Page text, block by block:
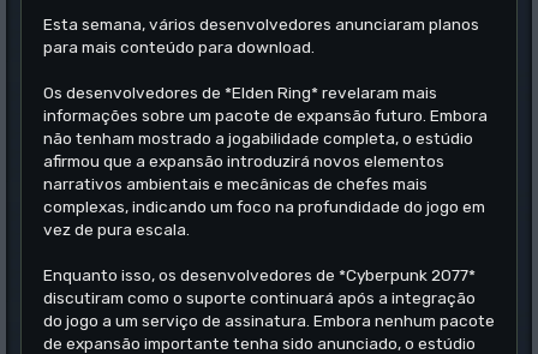
Esta semana, vários desenvolvedores anunciaram planos
para mais conteúdo para download.
Os desenvolvedores de *Elden Ring* revelaram mais
informações sobre um pacote de expansão futuro. Embora
não tenham mostrado a jogabilidade completa, o estúdio
afirmou que a expansão introduzirá novos elementos
narrativos ambientais e mecânicas de chefes mais
complexas, indicando um foco na profundidade do jogo em
vez de pura escala.
Enquanto isso, os desenvolvedores de *Cyberpunk 2077*
discutiram como o suporte continuará após a integração
do jogo a um serviço de assinatura. Embora nenhum pacote
de expansão importante tenha sido anunciado, o estúdio